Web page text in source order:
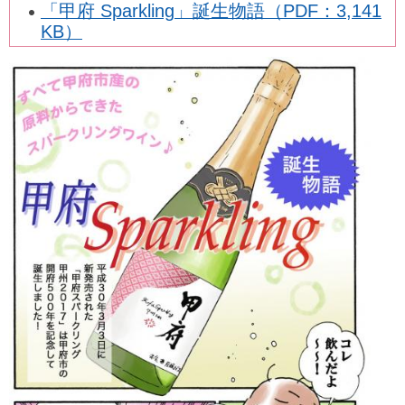
「甲府 Sparkling」誕生物語（PDF：3,141
KB）